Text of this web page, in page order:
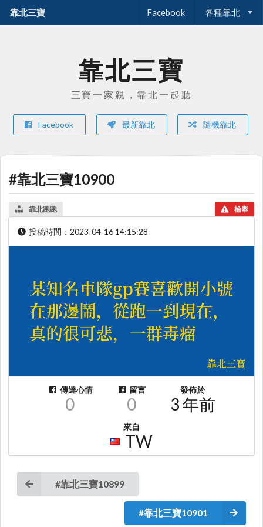
靠北三寶 Facebook 各種靠北
靠北三寶
三寶一家親，靠北一起聽
Facebook 最新靠北 隨機靠北
#靠北三寶10900
靠北跑跑 檢舉
投稿時間： 2023-04-16 14:15:28
傳達心情
0
留言
0
發佈於
3 年前
來自
TW
#靠北三寶10899
#靠北三寶10901